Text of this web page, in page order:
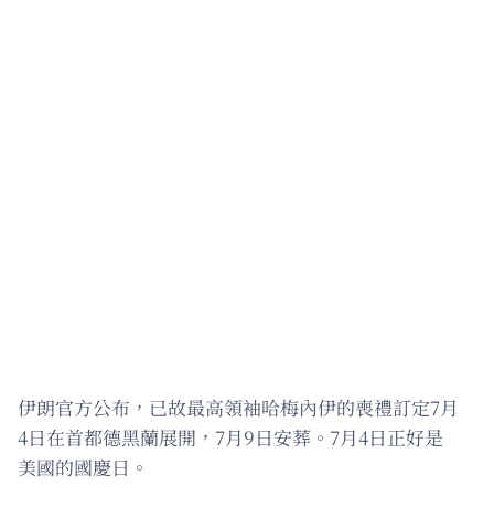
伊朗官方公布，已故最高領袖哈梅內伊的喪禮訂定7月
4日在首都德黑蘭展開，7月9日安葬。7月4日正好是
美國的國慶日。